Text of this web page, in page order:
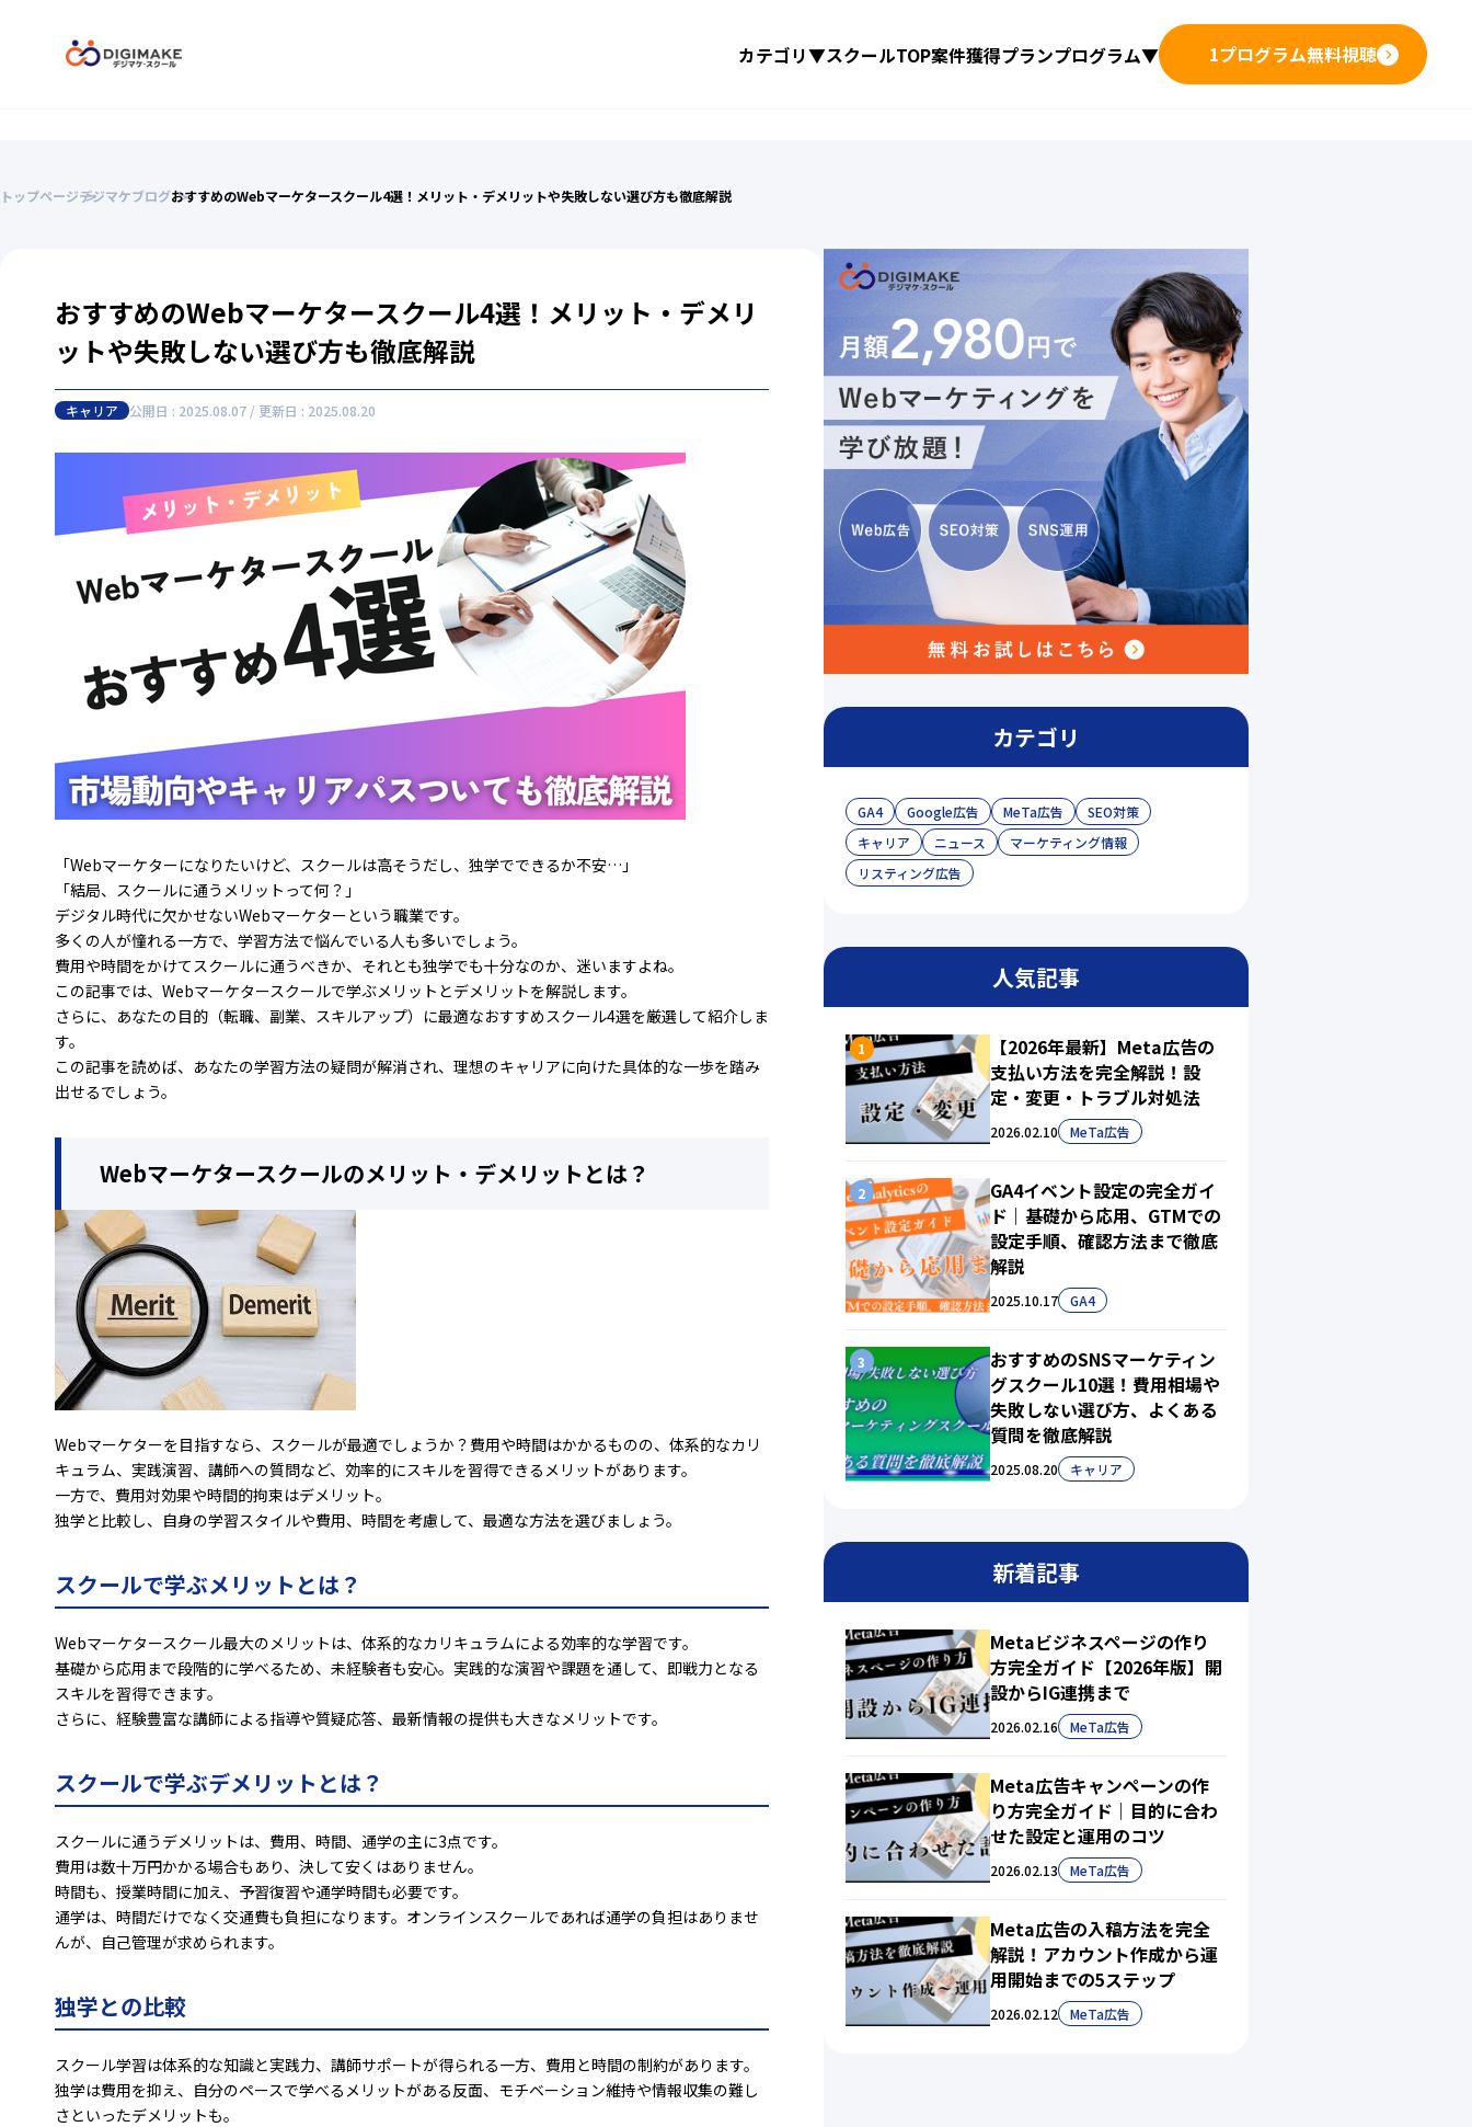
カテゴリ▼スクールTOP案件獲得プランプログラム▼ 1プログラム無料視聴
トップページデジマケブログおすすめのWebマーケタースクール4選！メリット・デメリットや失敗しない選び方も徹底解説
おすすめのWebマーケタースクール4選！メリット・デメリ
ットや失敗しない選び方も徹底解説
キャリア 公開日 : 2025.08.07 / 更新日 : 2025.08.20
「Webマーケターになりたいけど、スクールは高そうだし、独学でできるか不安…」
「結局、スクールに通うメリットって何？」
デジタル時代に欠かせないWebマーケターという職業です。
多くの人が憧れる一方で、学習方法で悩んでいる人も多いでしょう。
費用や時間をかけてスクールに通うべきか、それとも独学でも十分なのか、迷いますよね。
この記事では、Webマーケタースクールで学ぶメリットとデメリットを解説します。
さらに、あなたの目的（転職、副業、スキルアップ）に最適なおすすめスクール4選を厳選して紹介しま
す。
この記事を読めば、あなたの学習方法の疑問が解消され、理想のキャリアに向けた具体的な一歩を踏み
出せるでしょう。
Webマーケタースクールのメリット・デメリットとは？
Webマーケターを目指すなら、スクールが最適でしょうか？費用や時間はかかるものの、体系的なカリ
キュラム、実践演習、講師への質問など、効率的にスキルを習得できるメリットがあります。
一方で、費用対効果や時間的拘束はデメリット。
独学と比較し、自身の学習スタイルや費用、時間を考慮して、最適な方法を選びましょう。
スクールで学ぶメリットとは？
Webマーケタースクール最大のメリットは、体系的なカリキュラムによる効率的な学習です。
基礎から応用まで段階的に学べるため、未経験者も安心。実践的な演習や課題を通して、即戦力となる
スキルを習得できます。
さらに、経験豊富な講師による指導や質疑応答、最新情報の提供も大きなメリットです。
スクールで学ぶデメリットとは？
スクールに通うデメリットは、費用、時間、通学の主に3点です。
費用は数十万円かかる場合もあり、決して安くはありません。
時間も、授業時間に加え、予習復習や通学時間も必要です。
通学は、時間だけでなく交通費も負担になります。オンラインスクールであれば通学の負担はありませ
んが、自己管理が求められます。
独学との比較
スクール学習は体系的な知識と実践力、講師サポートが得られる一方、費用と時間の制約があります。
独学は費用を抑え、自分のペースで学べるメリットがある反面、モチベーション維持や情報収集の難し
さといったデメリットも。
カテゴリ
GA4 Google広告 MeTa広告
SEO対策
キャリア
ニュース
マーケティング情報
リスティング広告
人気記事
【2026年最新】Meta広告の
支払い方法を完全解説！設
定・変更・トラブル対処法
2026.02.10 MeTa広告
GA4イベント設定の完全ガイ
ド｜基礎から応用、GTMでの
設定手順、確認方法まで徹底
解説
2025.10.17 GA4
おすすめのSNSマーケティン
グスクール10選！費用相場や
失敗しない選び方、よくある
質問を徹底解説
2025.08.20 キャリア
新着記事
Metaビジネスページの作り
方完全ガイド【2026年版】開
設からIG連携まで
2026.02.16 MeTa広告
Meta広告キャンペーンの作
り方完全ガイド｜目的に合わ
せた設定と運用のコツ
2026.02.13 MeTa広告
Meta広告の入稿方法を完全
解説！アカウント作成から運
用開始までの5ステップ
2026.02.12 MeTa広告